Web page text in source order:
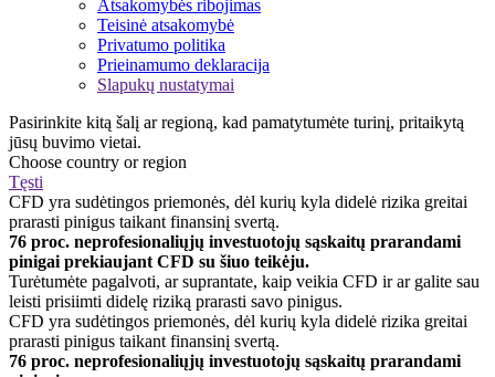
Atsakomybės ribojimas
Teisinė atsakomybė
Privatumo politika
Prieinamumo deklaracija
Slapukų nustatymai
Pasirinkite kitą šalį ar regioną, kad pamatytumėte turinį, pritaikytą
jūsų buvimo vietai.
Choose country or region
Tęsti
CFD yra sudėtingos priemonės, dėl kurių kyla didelė rizika greitai
prarasti pinigus taikant finansinį svertą.
76 proc. neprofesionaliųjų investuotojų sąskaitų prarandami
pinigai prekiaujant CFD su šiuo teikėju.
Turėtumėte pagalvoti, ar suprantate, kaip veikia CFD ir ar galite sau
leisti prisiimti didelę riziką prarasti savo pinigus.
CFD yra sudėtingos priemonės, dėl kurių kyla didelė rizika greitai
prarasti pinigus taikant finansinį svertą.
76 proc. neprofesionaliųjų investuotojų sąskaitų prarandami